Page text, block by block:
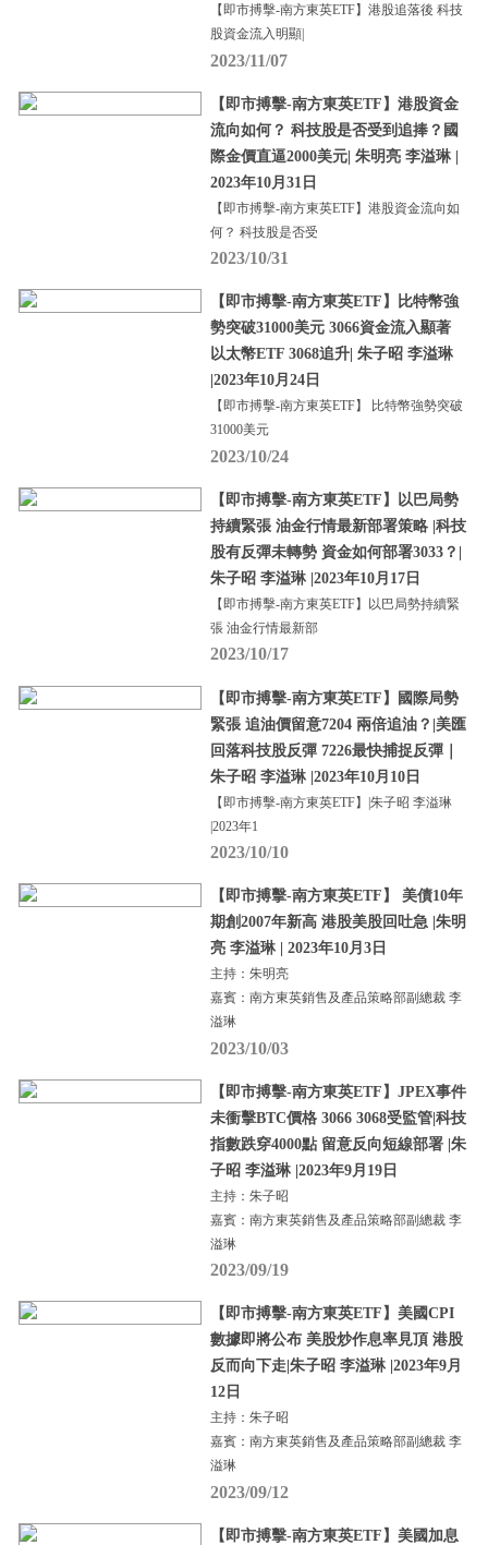
【即市搏擊-南方東英ETF】港股追落後 科技
股資金流入明顯|
2023/11/07
【即市搏擊-南方東英ETF】港股資金
流向如何？ 科技股是否受到追捧？國
際金價直逼2000美元| 朱明亮 李溢琳 |
2023年10月31日
【即市搏擊-南方東英ETF】港股資金流向如
何？ 科技股是否受
2023/10/31
【即市搏擊-南方東英ETF】比特幣強
勢突破31000美元 3066資金流入顯著
以太幣ETF 3068追升| 朱子昭 李溢琳
|2023年10月24日
【即市搏擊-南方東英ETF】 比特幣強勢突破
31000美元
2023/10/24
【即市搏擊-南方東英ETF】以巴局勢
持續緊張 油金行情最新部署策略 |科技
股有反彈未轉勢 資金如何部署3033？|
朱子昭 李溢琳 |2023年10月17日
【即市搏擊-南方東英ETF】以巴局勢持續緊
張 油金行情最新部
2023/10/17
【即市搏擊-南方東英ETF】國際局勢
緊張 追油價留意7204 兩倍追油？|美匯
回落科技股反彈 7226最快捕捉反彈｜
朱子昭 李溢琳 |2023年10月10日
【即市搏擊-南方東英ETF】|朱子昭 李溢琳
|2023年1
2023/10/10
【即市搏擊-南方東英ETF】 美債10年
期創2007年新高 港股美股回吐急 |朱明
亮 李溢琳 | 2023年10月3日
主持：朱明亮
嘉賓：南方東英銷售及產品策略部副總裁 李
溢琳
2023/10/03
【即市搏擊-南方東英ETF】JPEX事件
未衝擊BTC價格 3066 3068受監管|科技
指數跌穿4000點 留意反向短線部署 |朱
子昭 李溢琳 |2023年9月19日
主持：朱子昭
嘉賓：南方東英銷售及產品策略部副總裁 李
溢琳
2023/09/19
【即市搏擊-南方東英ETF】美國CPI
數據即將公布 美股炒作息率見頂 港股
反而向下走|朱子昭 李溢琳 |2023年9月
12日
主持：朱子昭
嘉賓：南方東英銷售及產品策略部副總裁 李
溢琳
2023/09/12
【即市搏擊-南方東英ETF】美國加息